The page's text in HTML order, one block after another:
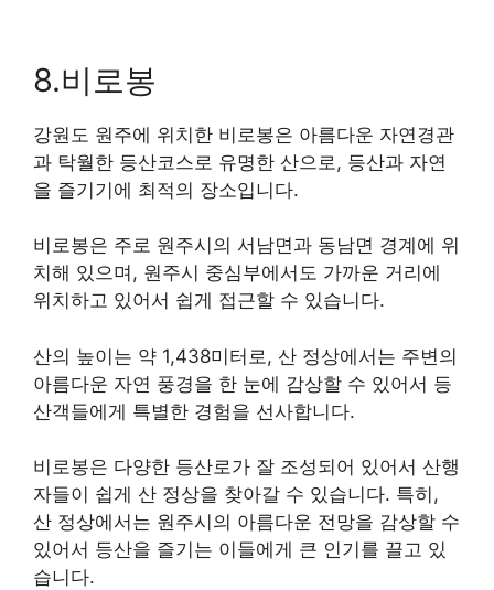
8.비로봉
강원도 원주에 위치한 비로봉은 아름다운 자연경관
과 탁월한 등산코스로 유명한 산으로, 등산과 자연
을 즐기기에 최적의 장소입니다.
비로봉은 주로 원주시의 서남면과 동남면 경계에 위
치해 있으며, 원주시 중심부에서도 가까운 거리에
위치하고 있어서 쉽게 접근할 수 있습니다.
산의 높이는 약 1,438미터로, 산 정상에서는 주변의
아름다운 자연 풍경을 한 눈에 감상할 수 있어서 등
산객들에게 특별한 경험을 선사합니다.
비로봉은 다양한 등산로가 잘 조성되어 있어서 산행
자들이 쉽게 산 정상을 찾아갈 수 있습니다. 특히,
산 정상에서는 원주시의 아름다운 전망을 감상할 수
있어서 등산을 즐기는 이들에게 큰 인기를 끌고 있
습니다.